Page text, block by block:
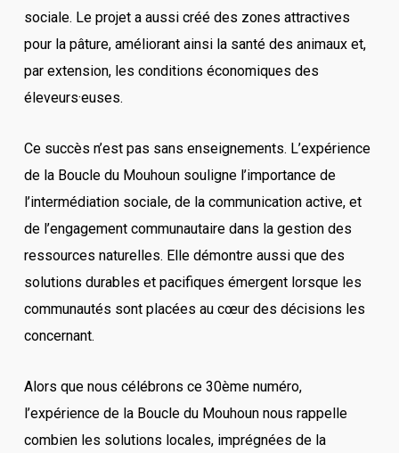
sociale. Le projet a aussi créé des zones attractives
pour la pâture, améliorant ainsi la santé des animaux et,
par extension, les conditions économiques des
éleveurs·euses.
Ce succès n’est pas sans enseignements. L’expérience
de la Boucle du Mouhoun souligne l’importance de
l’intermédiation sociale, de la communication active, et
de l’engagement communautaire dans la gestion des
ressources naturelles. Elle démontre aussi que des
solutions durables et pacifiques émergent lorsque les
communautés sont placées au cœur des décisions les
concernant.
Alors que nous célébrons ce 30ème numéro,
l’expérience de la Boucle du Mouhoun nous rappelle
combien les solutions locales, imprégnées de la